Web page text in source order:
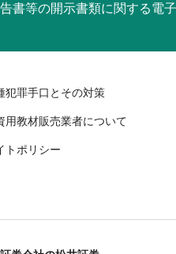
書等の開示書類に関する電
犯罪手口とその対策
用教材販売業者について
トポリシー